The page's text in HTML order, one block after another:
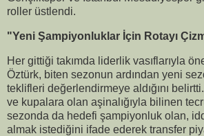
roller üstlendi.
"Yeni Şampiyonluklar İçin Rotayı
Her gittiği takımda liderlik vasıflarıyla
Öztürk, biten sezonun ardından yeni
teklifleri değerlendirmeye aldığını
ve kupalara olan aşinalığıyla bilinen
sezonda da hedefi şampiyonluk olan,
almak istediğini ifade ederek transfer